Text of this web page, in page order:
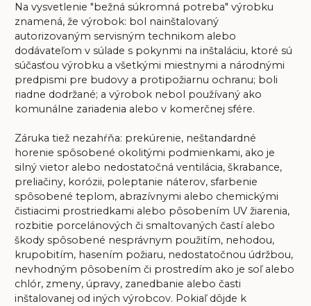
Na vysvetlenie "bežná súkromná potreba" výrobku
znamená, že výrobok: bol nainštalovaný
autorizovaným servisným technikom alebo
dodávateľom v súlade s pokynmi na inštaláciu, ktoré sú
súčasťou výrobku a všetkými miestnymi a národnými
predpismi pre budovy a protipožiarnu ochranu; boli
riadne dodržané; a výrobok nebol používaný ako
komunálne zariadenia alebo v komerčnej sfére.
Záruka tiež nezahŕňa: prekúrenie, neštandardné
horenie spôsobené okolitými podmienkami, ako je
silný vietor alebo nedostatočná ventilácia, škrabance,
preliačiny, korózii, poleptanie náterov, sfarbenie
spôsobené teplom, abrazívnymi alebo chemickými
čistiacimi prostriedkami alebo pôsobením UV žiarenia,
rozbitie porcelánových či smaltovaných častí alebo
škody spôsobené nesprávnym použitím, nehodou,
krupobitím, hasením požiaru, nedostatočnou údržbou,
nevhodným pôsobením či prostredím ako je soľ alebo
chlór, zmeny, úpravy, zanedbanie alebo časti
inštalovanej od iných výrobcov. Pokiaľ dôjde k